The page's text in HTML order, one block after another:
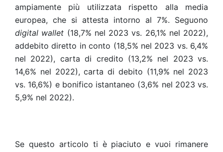
ampiamente più utilizzata rispetto alla media
europea, che si attesta intorno al 7%. Seguono
digital wallet (18,7% nel 2023 vs. 26,1% nel 2022),
addebito diretto in conto (18,5% nel 2023 vs. 6,4%
nel 2022), carta di credito (13,2% nel 2023 vs.
14,6% nel 2022), carta di debito (11,9% nel 2023
vs. 16,6%) e bonifico istantaneo (3,6% nel 2023 vs.
5,9% nel 2022).
Se questo articolo ti è piaciuto e vuoi rimanere